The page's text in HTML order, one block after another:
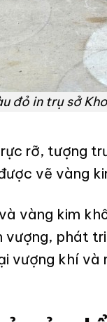
đỏ in trụ sở
rỡ, tượng
vẽ vàng
vàng kim
vượng, phát
vượng khí và